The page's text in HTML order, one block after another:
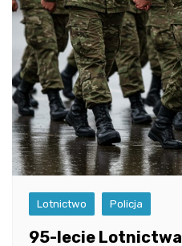
Lotnictwo Policja
95-lecie